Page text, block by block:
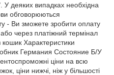
У деяких випадках необхідна
обговорюються
- Ви зможете зробити оплату
через платіжний термінал
кошик Характеристики
Германия Состояние Б/У
ціни на всю
ціни нижчі, ніж у більшості